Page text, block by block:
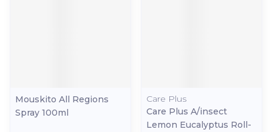
Mouskito All Regions
Spray 100ml
Care Plus
Care Plus A/insect
Lemon Eucalyptus Roll-